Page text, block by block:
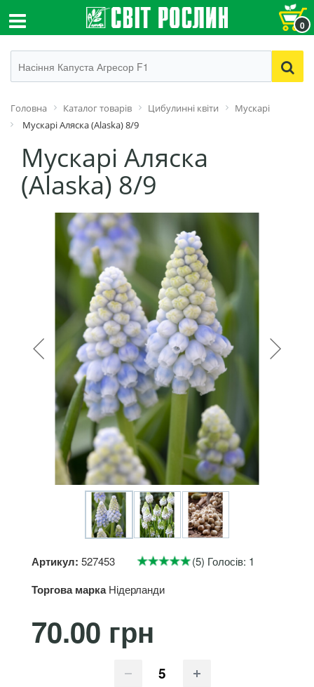
0
Головна Каталог товарів Цибулинні квіти
Мускарі
Мускарі Аляска (Alaska) 8/9
Мускарі Аляска
(Alaska) 8/9
Артикул: 527453 (5) Голосів: 1
Торгова марка Нідерланди
70.00 грн